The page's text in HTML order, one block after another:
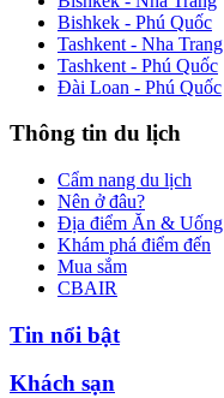
Bishkek - Phú Quốc
Tashkent - Nha Trang
Tashkent - Phú Quốc
Đài Loan - Phú Quốc
Thông tin du lịch
Cẩm nang du lịch
Nên ở đâu?
Địa điểm Ăn & Uống
Khám phá điểm đến
Mua sắm
CBAIR
Tin nổi bật
Khách sạn